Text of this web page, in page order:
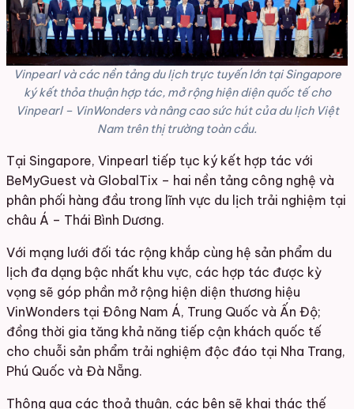
Vinpearl và các nền tảng du lịch trực tuyến lớn tại Singapore
ký kết thỏa thuận hợp tác, mở rộng hiện diện quốc tế cho
Vinpearl – VinWonders và nâng cao sức hút của du lịch Việt
Nam trên thị trường toàn cầu.
Tại Singapore, Vinpearl tiếp tục ký kết hợp tác với
BeMyGuest và GlobalTix – hai nền tảng công nghệ và
phân phối hàng đầu trong lĩnh vực du lịch trải nghiệm tại
châu Á – Thái Bình Dương.
Với mạng lưới đối tác rộng khắp cùng hệ sản phẩm du
lịch đa dạng bậc nhất khu vực, các hợp tác được kỳ
vọng sẽ góp phần mở rộng hiện diện thương hiệu
VinWonders tại Đông Nam Á, Trung Quốc và Ấn Độ;
đồng thời gia tăng khả năng tiếp cận khách quốc tế
cho chuỗi sản phẩm trải nghiệm độc đáo tại Nha Trang,
Phú Quốc và Đà Nẵng.
Thông qua các thoả thuận, các bên sẽ khai thác thế